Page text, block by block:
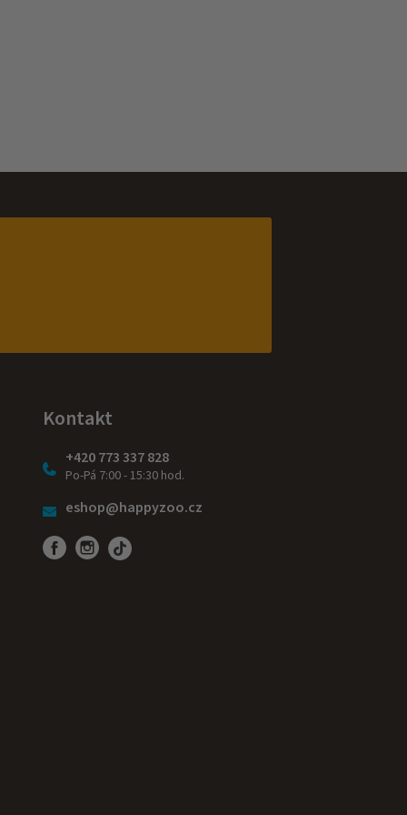
Kontakt
+420 773 337 828
Po-Pá 7:00 - 15:30 hod.
eshop@happyzoo.cz